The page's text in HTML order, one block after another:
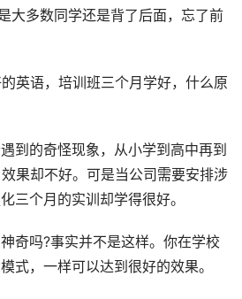
大多数同学还是背了后面，忘了前
语，培训班三个月学好，什么原
的奇怪现象，从小学到高中再到
果却不好。可是当公司需要安排涉
三个月的实训却学得很好。
吗?事实并不是这样。你在学校
式，一样可以达到很好的效果。